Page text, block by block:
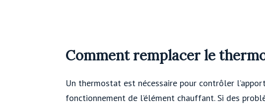
Comment remplacer le
Un thermostat est nécessaire pour contrôler
fonctionnement de l’élément chauffant. Si des